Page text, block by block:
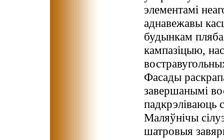
элементамі
аднавежавы
будынкам
кампазіцыю,
Фасады
завершанымі
падкрэліваюць
Маляўнічы
шатровыя